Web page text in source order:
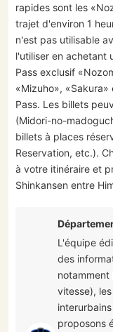
rapides sont les
trajet d'environ 1
n'est pas utilisable
l'utiliser en achetant
Pass exclusif
«Mizuho»,
Pass. Les billets
(Midori-no-
billets à places
Reservation, etc.).
à votre itinéraire et
Shinkansen entre
L'équipe
des
notamment
vitesse),
proposons